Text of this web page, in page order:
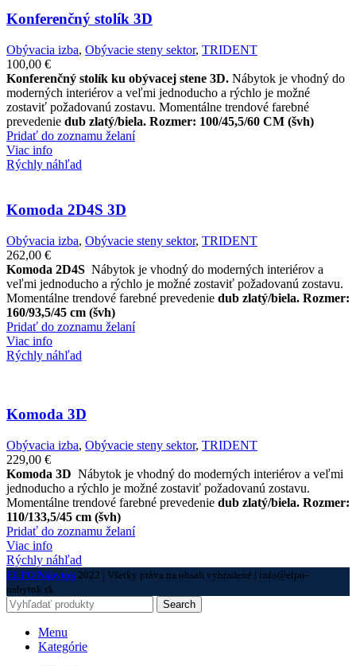
Konferenčný stolík 3D
Obývacia izba, Obývacie steny sektor, TRIDENT
100,00 €
Konferenčný stolík ku obývacej stene 3D. Nábytok je vhodný do
moderných interiérov a veľmi jednoducho a rýchlo je možné
zostaviť požadovanú zostavu. Momentálne trendové farebné
prevedenie dub zlatý/biela. Rozmer: 100/45,5/60 CM (švh)
Pridať do zoznamu želaní
Viac info
Rýchly náhľad
Komoda 2D4S 3D
Obývacia izba, Obývacie steny sektor, TRIDENT
262,00 €
Komoda 2D4S Nábytok je vhodný do moderných interiérov a
veľmi jednoducho a rýchlo je možné zostaviť požadovanú zostavu.
Momentálne trendové farebné prevedenie dub zlatý/biela. Rozmer:
160/93,5/45 cm (švh)
Pridať do zoznamu želaní
Viac info
Rýchly náhľad
Komoda 3D
Obývacia izba, Obývacie steny sektor, TRIDENT
229,00 €
Komoda 3D Nábytok je vhodný do moderných interiérov a veľmi
jednoducho a rýchlo je možné zostaviť požadovanú zostavu.
Momentálne trendové farebné prevedenie dub zlatý/biela. Rozmer:
110/133,5/45 cm (švh)
Pridať do zoznamu želaní
Viac info
Rýchly náhľad
ELPO Nábytok 2022 | Všetky práva na obsah vyhradené | info@elpo-
nabytok.sk
Search
Menu
Kategórie